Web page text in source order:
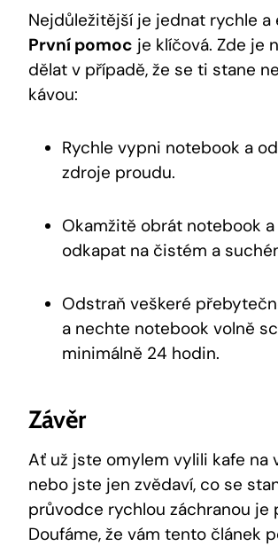
Nejdůležitější je jednat rychle a
První pomoc je klíčová. Zde je
dělat v případě, že se ti stane
kávou:
Rychle vypni notebook a
zdroje proudu.
Okamžitě obrát notebook
odkapat na čistém a
Odstraň veškeré
a nechte notebook volně
minimálně 24 hodin.
Závěr
Ať už jste omylem vylili kafe na
nebo jste jen zvědaví, co se
průvodce rychlou záchranou je
Doufáme, že vám tento článek